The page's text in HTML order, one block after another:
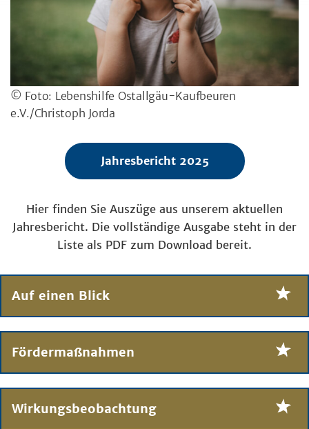
© Foto: Lebenshilfe Ostallgäu-Kaufbeuren
e.V./Christoph Jorda
Jahresbericht 2025
Hier finden Sie Auszüge aus unserem aktuellen
Jahresbericht. Die vollständige Ausgabe steht in der
Liste als PDF zum Download bereit.
Auf einen Blick
Fördermaßnahmen
Wirkungsbeobachtung